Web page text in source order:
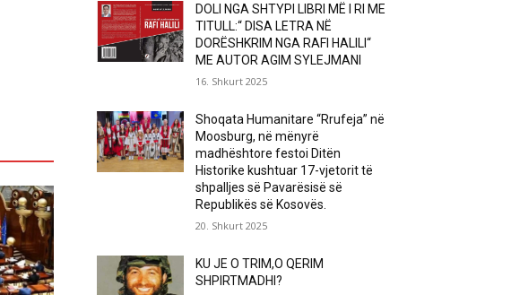
DOLI NGA SHTYPI LIBRI MË I RI ME
TITULL:“ DISA LETRA NË
DORËSHKRIM NGA RAFI HALILI“
ME AUTOR AGIM SYLEJMANI
16. Shkurt 2025
Shoqata Humanitare “Rrufeja” në
Moosburg, në mënyrë
madhështore festoi Ditën
Historike kushtuar 17-vjetorit të
shpalljes së Pavarësisë së
Republikës së Kosovës.
20. Shkurt 2025
KU JE O TRIM,O QERIM
SHPIRTMADHI?